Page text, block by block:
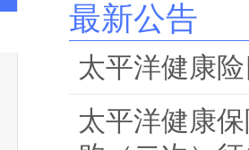
最新公告
太平洋健康
太平洋健康